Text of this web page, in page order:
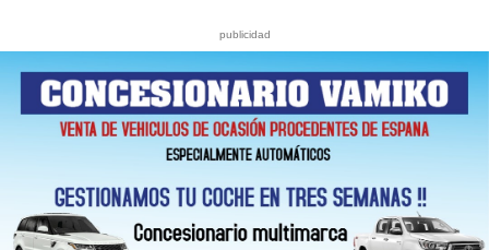
publicidad